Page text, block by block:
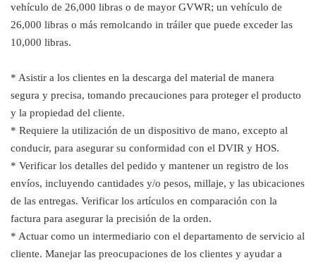
vehículo de 26,000 libras o de mayor GVWR; un vehículo de
26,000 libras o más remolcando in tráiler que puede exceder las
10,000 libras.
* Asistir a los clientes en la descarga del material de manera
segura y precisa, tomando precauciones para proteger el producto
y la propiedad del cliente.
* Requiere la utilización de un dispositivo de mano, excepto al
conducir, para asegurar su conformidad con el DVIR y HOS.
* Verificar los detalles del pedido y mantener un registro de los
envíos, incluyendo cantidades y/o pesos, millaje, y las ubicaciones
de las entregas. Verificar los artículos en comparación con la
factura para asegurar la precisión de la orden.
* Actuar como un intermediario con el departamento de servicio al
cliente. Manejar las preocupaciones de los clientes y ayudar a